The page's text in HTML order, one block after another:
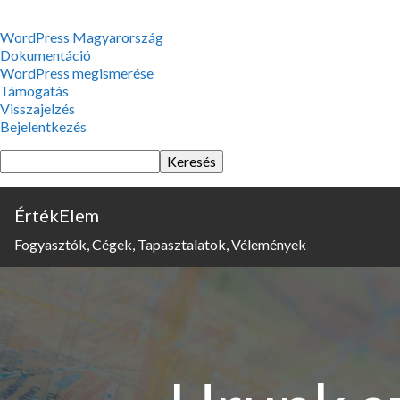
WordPress,
a
csodás
WordPress Magyarország
Dokumentáció
WordPress megismerése
Támogatás
Visszajelzés
Bejelentkezés
Keresés
ÉrtékElem
Fogyasztók, Cégek, Tapasztalatok, Vélemények